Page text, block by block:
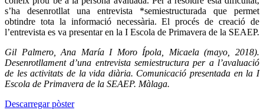
s’ha desenrotllat una entrevista *semiestructurada que permet
obtindre tota la informació necessària. El procés de creació de
l’entrevista es va presentar en la I Escola de Primavera de la SEAEP.
Gil Palmero, Ana María I Moro Ípola, Micaela (mayo, 2018).
Desenrotllament d’una entrevista semiestructura per a l’avaluació
de les activitats de la vida diària. Comunicació presentada en la I
Escola de Primavera de la SEAEP. Màlaga.
Descarregar pòster